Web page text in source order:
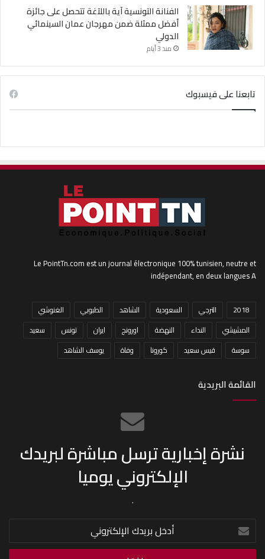
الفنانة التونسية آية باللآغة تتحصل على جائزة
أفضل ممثلة ضمن مهرجان عمان السينمائي
الدولي
منذ 3 أيام
تابعنا على فيسبوك
Le PointTn.com est un journal électronique 100% tunisien, neutre et
indépendant, en deux langues A
2018 الترجي السعودية الشاهد الطبوبي
الغنوشي
المشيشي
النداء النهضة اورونج ايران تونس
سعيد
سوسة
قيس سعيد كورونا وفاة يوسف الشاهد
القائمة البريدية
نشرة إخبارية ترسل مباشرة لبريدك
الإلكتروني يوميا
.
أدخل
بريدك
الإلكتروني